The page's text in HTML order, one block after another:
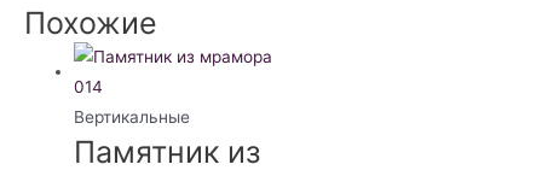
Похожие
Вертикальные
Памятник из